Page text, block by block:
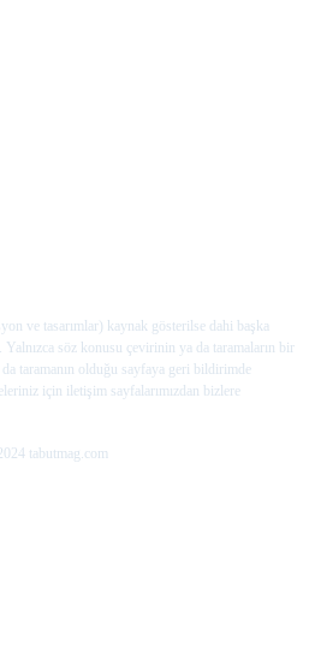
ve tasarımlar) kaynak gösterilse dahi başka
Yalnızca söz konusu çevirinin ya da taramaların bir
taramanın olduğu sayfaya geri bildirimde
için iletişim sayfalarımızdan bizlere
tabutmag.com